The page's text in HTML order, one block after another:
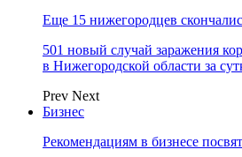
Еще 15 нижегородцев
501 новый случай заражения
в Нижегородской области за
Prev Next
Бизнес
Рекомендациям в бизнесе